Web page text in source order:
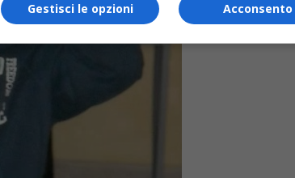
Acconsento
Gestisci le opzioni